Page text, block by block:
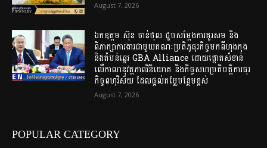
August 7, 2026
ឯកឧត្តម ស៊ុន ចាន់ថុល ជួបសម្តែងការគួរសម និង
ពិភាក្សាការងារជាមួយគណៈប្រតិភូធុរកិច្ចមកពីហុងកុង
និងតំបន់ឆ្នេរ GBA Alliance ដោយផ្តោតសំខាន់
លើកាលានុវត្តភាពវិនិយោគ និងកិច្ចសហប្រតិបត្តិការធុរ
កិច្ចពហុវិស័យ ដែលផ្តល់តម្លែបន្ថែមខ្ពស់
August 7, 2026
POPULAR CATEGORY